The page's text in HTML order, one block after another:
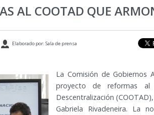
AL COOTAD QUE
Elaborado por: Sala de prensa
La Comisión de
proyecto de reformas al
Descentralización
Gabriela Rivadeneira. La